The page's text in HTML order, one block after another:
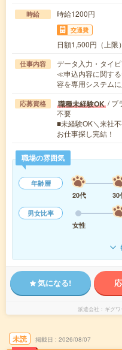
時給 時給1200円
交通費
日額1,500円（上限
仕事内容
データ入力・タイ
≪申込内容に関す
容を専用システム
応募資格 職種未経験OK / ブ
不要
■未経験OK＼来社
お仕事探し完結！
職場の雰囲気
年齢層
20代
30
男女比率
女性
気になる!
派遣会社 ギグ
未読 掲載日 2026/08/07